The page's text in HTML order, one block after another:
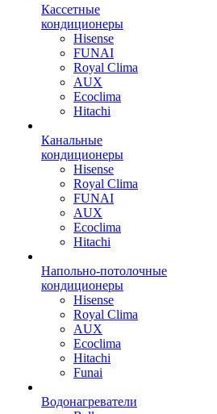
Кассетные
кондиционеры
Hisense
FUNAI
Royal Clima
AUX
Ecoclima
Hitachi
Канальные
кондиционеры
Hisense
Royal Clima
FUNAI
AUX
Ecoclima
Hitachi
Напольно-потолочные
кондиционеры
Hisense
Royal Clima
AUX
Ecoclima
Hitachi
Funai
Водонагреватели